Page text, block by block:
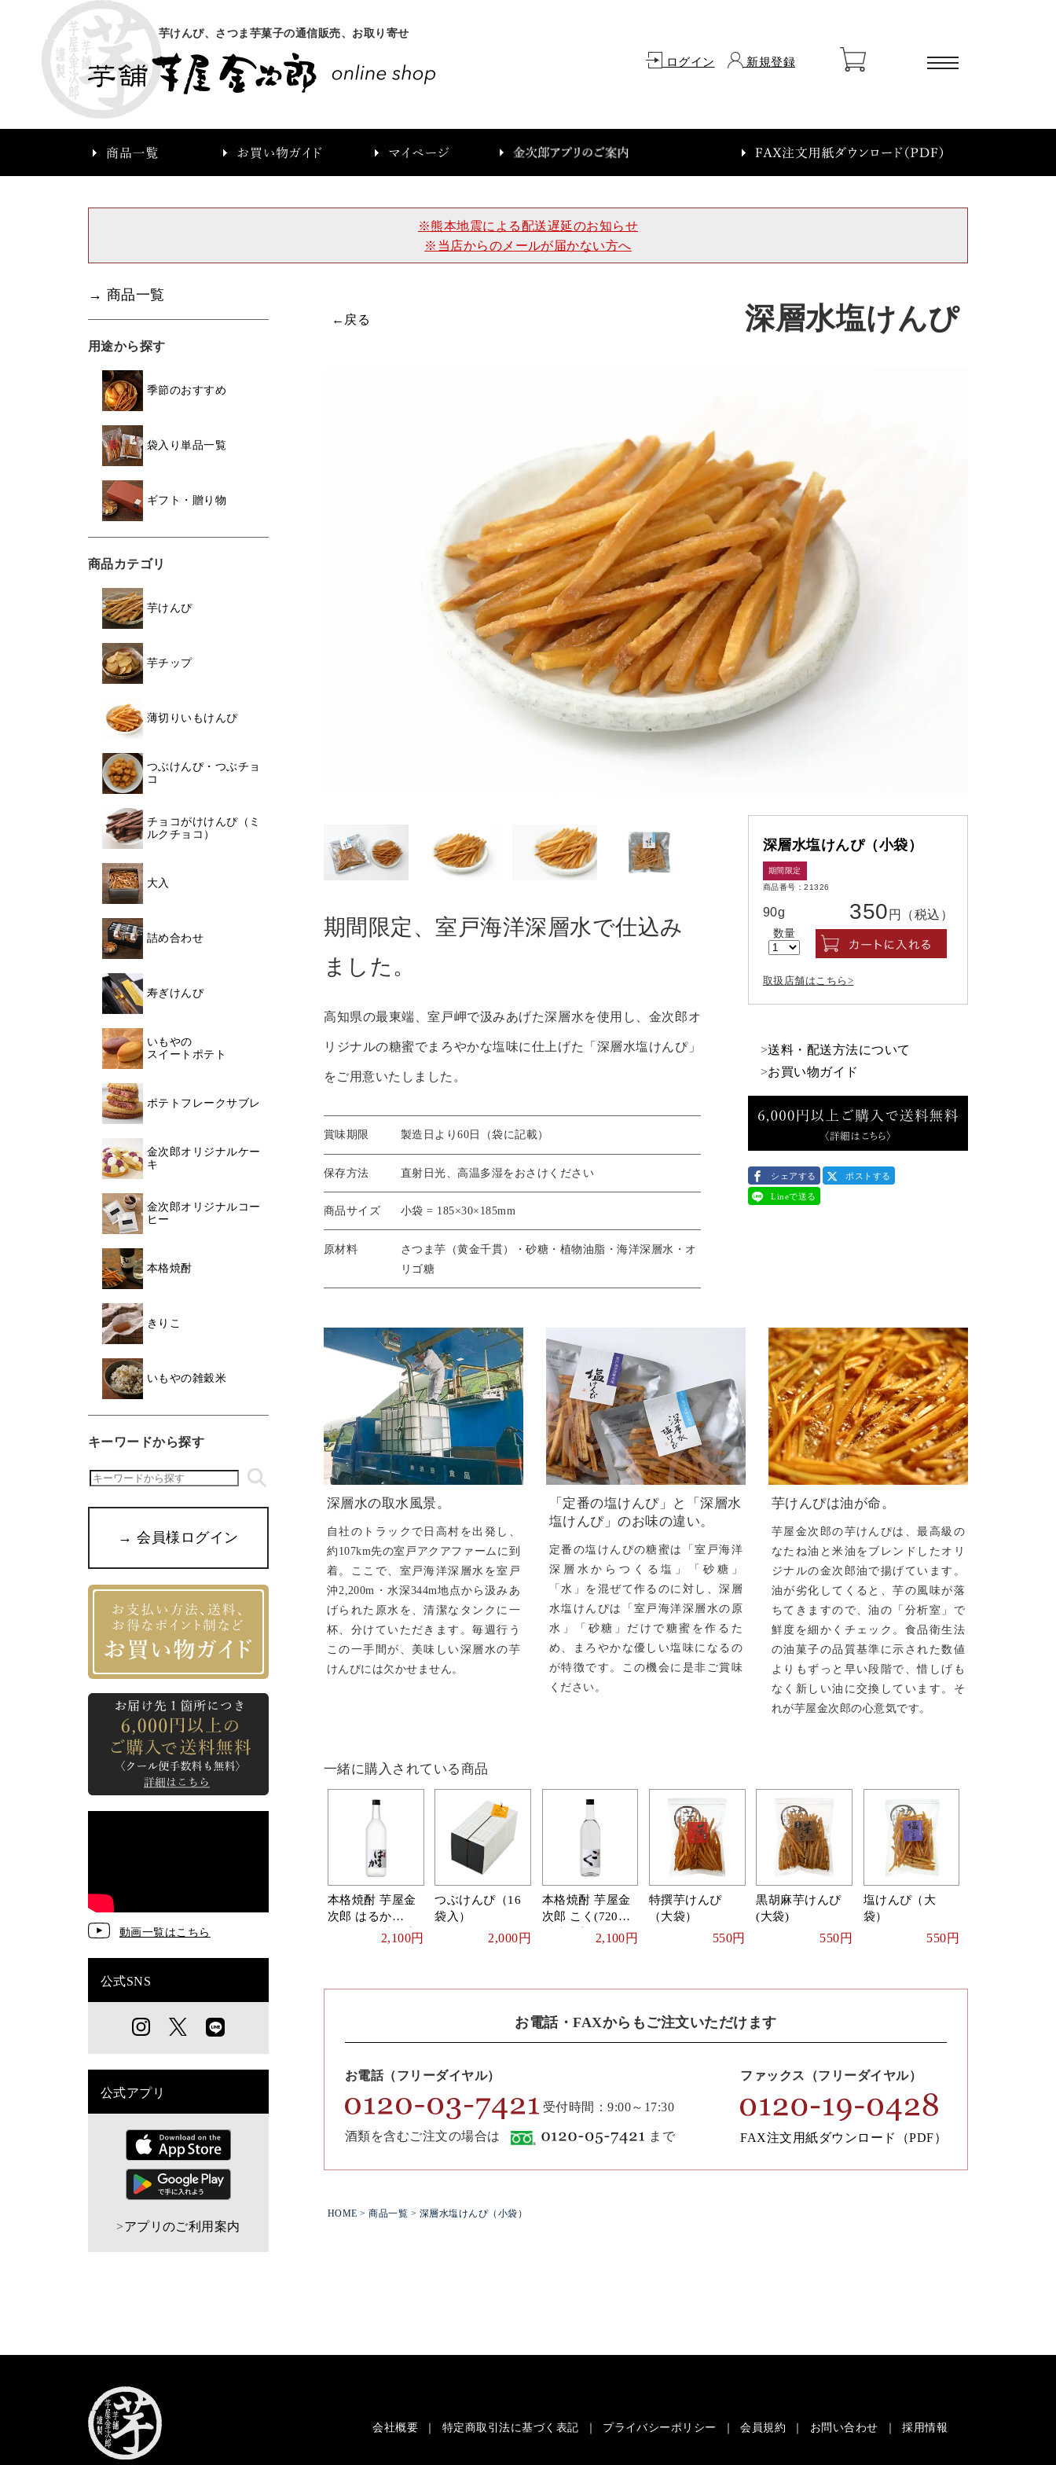
芋けんぴ、さつま芋菓子の通信販売、お取り寄せ
ログイン
新規登録
※熊本地震による配送遅延のお知らせ
※当店からのメールが届かない方へ
→ 商品一覧
用途から探す
季節のおすすめ
袋入り単品一覧
ギフト・贈り物
商品カテゴリ
芋けんぴ
芋チップ
薄切りいもけんぴ
つぶけんぴ・つぶチョ
コ
チョコがけけんぴ（ミ
ルクチョコ）
大入
詰め合わせ
寿ぎけんぴ
いもやの
スイートポテト
ポテトフレークサブレ
金次郎オリジナルケー
キ
金次郎オリジナルコー
ヒー
本格焼酎
きりこ
いもやの雑穀米
キーワードから探す
→ 会員様ログイン
動画一覧はこちら
公式SNS
公式アプリ
>アプリのご利用案内
←戻る 深層水塩けんぴ
期間限定、室戸海洋深層水で仕込み
ました。
高知県の最東端、室戸岬で汲みあげた深層水を使用し、金次郎オ
リジナルの糖蜜でまろやかな塩味に仕上げた「深層水塩けんぴ」
をご用意いたしました。
賞味期限 製造日より60日（袋に記載）
保存方法 直射日光、高温多湿をおさけください
商品サイズ 小袋 = 185×30×185mm
原材料
さつま芋（黄金千貫）・砂糖・植物油脂・海洋深層水・オ
リゴ糖
深層水塩けんぴ（小袋）
期間限定
商品番号：21326
90g 350 円（税込）
数量
取扱店舗はこちら
>送料・配送方法について
>お買い物ガイド
シェアする ポストする
Lineで送る
深層水の取水風景。
自社のトラックで日高村を出発し、
約107km先の室戸アクアファームに到
着。ここで、室戸海洋深層水を室戸
沖2,200m・水深344m地点から汲みあ
げられた原水を、清潔なタンクに一
杯、分けていただきます。毎週行う
この一手間が、美味しい深層水の芋
けんぴには欠かせません。
「定番の塩けんぴ」と「深層水
塩けんぴ」のお味の違い。
定番の塩けんぴの糖蜜は「室戸海洋
深層水からつくる塩」「砂糖」
「水」を混ぜて作るのに対し、深層
水塩けんぴは「室戸海洋深層水の原
水」「砂糖」だけで糖蜜を作るた
め、まろやかな優しい塩味になるの
が特徴です。この機会に是非ご賞味
ください。
芋けんぴは油が命。
芋屋金次郎の芋けんぴは、最高級の
なたね油と米油をブレンドしたオリ
ジナルの金次郎油で揚げています。
油が劣化してくると、芋の風味が落
ちてきますので、油の「分析室」で
鮮度を細かくチェック。食品衛生法
の油菓子の品質基準に示された数値
よりもずっと早い段階で、惜しげも
なく新しい油に交換しています。そ
れが芋屋金次郎の心意気です。
一緒に購入されている商品
本格焼酎 芋屋金
次郎 はるか
(720ml)化粧箱入
2,100円
つぶけんぴ（16
袋入）
2,000円
本格焼酎 芋屋金
次郎 こく(720ml)
2,100円
特撰芋けんぴ
（大袋）
550円
黒胡麻芋けんぴ
(大袋)
550円
塩けんぴ（大
袋）
550円
お電話・FAXからもご注文いただけます
お電話（フリーダイヤル）
受付時間：9:00～17:30
酒類を含むご注文の場合は まで
ファックス（フリーダイヤル）
FAX注文用紙ダウンロード（PDF）
HOME >商品一覧 > 深層水塩けんぴ（小袋）
会社概要 特定商取引法に基づく表記 プライバシーポリシー 会員規約 お問い合わせ 採用情報